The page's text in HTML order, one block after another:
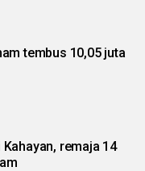
tembus 10,05 juta
remaja 14